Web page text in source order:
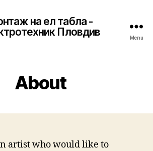
на ел табла -
Пловдив
Menu
About
artist who would like to